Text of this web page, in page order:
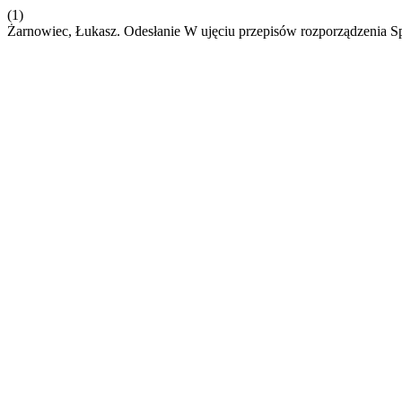
(1)
Żarnowiec, Łukasz. Odesłanie W ujęciu przepisów rozporządzenia